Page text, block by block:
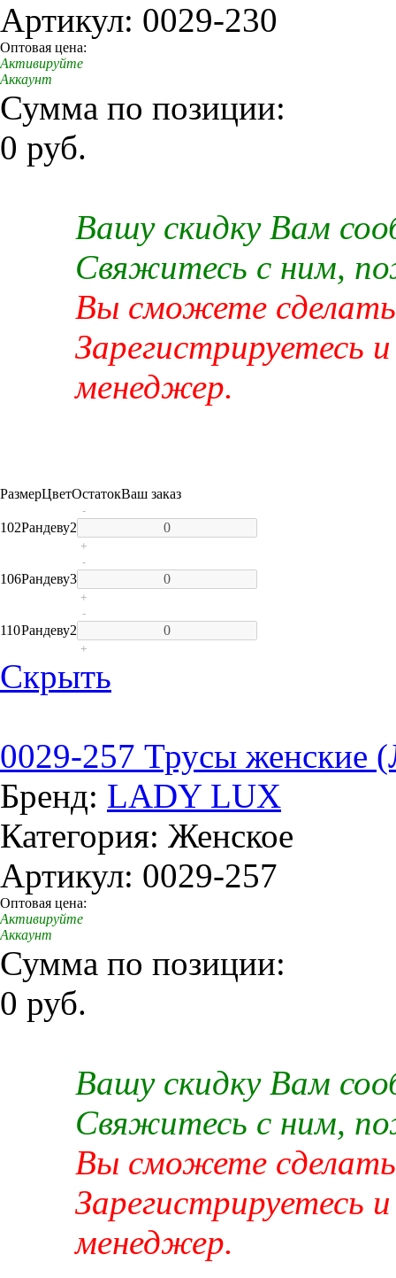
Артикул: 0029-230
Оптовая цена:
Активируйте
Аккаунт
Сумма по позиции:
0 руб.
Вашу скидку Вам
Свяжитесь с ним,
Вы сможете сделать
Зарегистрируетесь
менеджер.
РазмерЦветОстатокВаш заказ
102Рандеву2
-
+
106Рандеву3
-
+
110Рандеву2
-
+
Скрыть
0029-257 Трусы женские
Бренд: LADY LUX
Категория: Женское
Артикул: 0029-257
Оптовая цена:
Активируйте
Аккаунт
Сумма по позиции:
0 руб.
Вашу скидку Вам
Свяжитесь с ним,
Вы сможете сделать
Зарегистрируетесь
менеджер.